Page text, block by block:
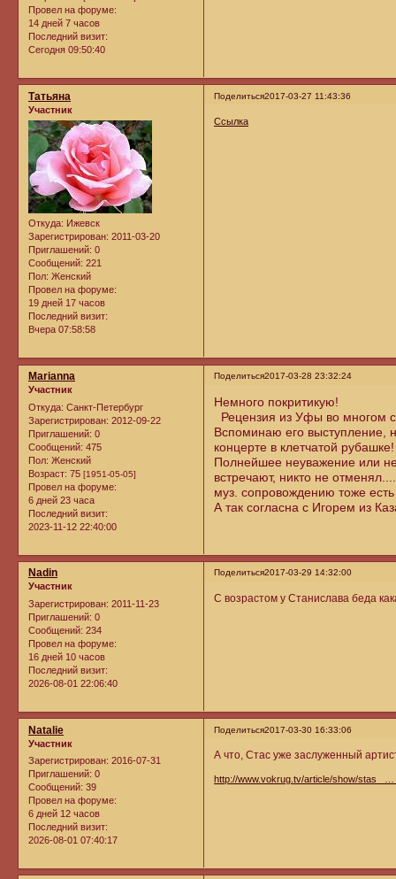
Провел на форуме:
14 дней 7 часов
Последний визит:
Сегодня 09:50:40
Поделиться2017-03-27 11:43:36
Татьяна
Участник
Откуда: Ижевск
Зарегистрирован: 2011-03-20
Приглашений: 0
Сообщений: 221
Пол: Женский
Провел на форуме:
19 дней 17 часов
Последний визит:
Вчера 07:58:58
Ссылка
Поделиться2017-03-28 23:32:24
Marianna
Участник
Откуда: Санкт-Петербург
Зарегистрирован: 2012-09-22
Приглашений: 0
Сообщений: 475
Пол: Женский
Возраст: 75 [1951-05-05]
Провел на форуме:
6 дней 23 часа
Последний визит:
2023-11-12 22:40:00
Немного покритикую!
Рецензия из Уфы во многом
Вспоминаю его выступление,
концерте в клетчатой
Полнейшее неуважение или
встречают, никто не
муз. сопровождению тоже есть
А так согласна с Игорем из
Поделиться2017-03-29 14:32:00
Nadin
Участник
Зарегистрирован: 2011-11-23
Приглашений: 0
Сообщений: 234
Провел на форуме:
16 дней 10 часов
Последний визит:
2026-08-01 22:06:40
С возрастом у Станислава беда
Поделиться2017-03-30 16:33:06
Natalie
Участник
Зарегистрирован: 2016-07-31
Приглашений: 0
Сообщений: 39
Провел на форуме:
6 дней 12 часов
Последний визит:
2026-08-01 07:40:17
А что, Стас уже заслуженный
http://www.vokrug.tv/article/show/stas_ …